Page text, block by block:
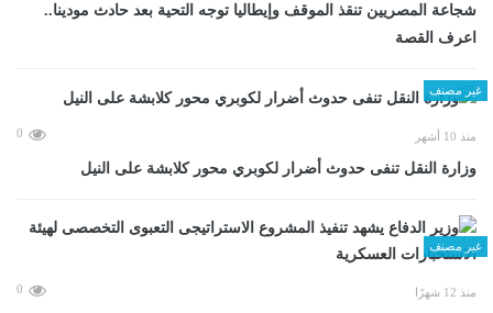
شجاعة المصريين تنقذ الموقف وإيطاليا توجه التحية بعد حادث مودينا..
اعرف القصة
غير مصنف
منذ 10 أشهر 0
وزارة النقل تنفى حدوث أضرار لكوبري محور كلابشة على النيل
غير مصنف
منذ 12 شهرًا 0